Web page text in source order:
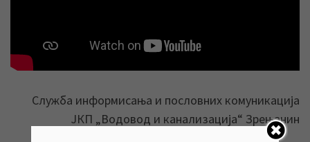
Служба информисања и пословних комуникација
ЈКП „Водовод и канализација“ Зрењанин